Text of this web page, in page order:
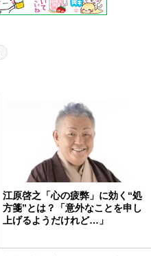
江原啓之「心の疲弊」に効く“処
方箋”とは？「意外なことを申し
上げるようだけれど…」